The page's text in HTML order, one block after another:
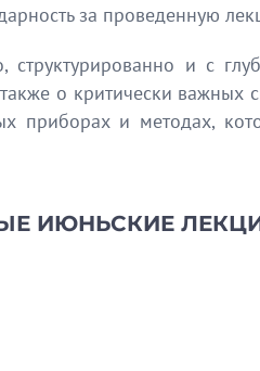
за проведенную
структурированно и с
о критически
приборах и методах,
ИЮНЬСКИЕ